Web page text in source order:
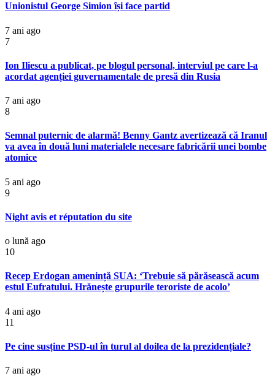
Unionistul George Simion își face partid
7 ani ago
7
Ion Iliescu a publicat, pe blogul personal, interviul pe care l-a
acordat agenției guvernamentale de presă din Rusia
7 ani ago
8
Semnal puternic de alarmă! Benny Gantz avertizează că Iranul
va avea în două luni materialele necesare fabricării unei bombe
atomice
5 ani ago
9
Night avis et réputation du site
o lună ago
10
Recep Erdogan amenință SUA: ‘Trebuie să părăsească acum
estul Eufratului. Hrănește grupurile teroriste de acolo’
4 ani ago
11
Pe cine susține PSD-ul în turul al doilea de la prezidențiale?
7 ani ago